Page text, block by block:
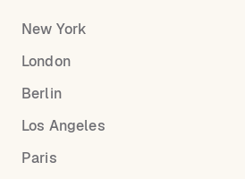
New York
London
Berlin
Los Angeles
Paris